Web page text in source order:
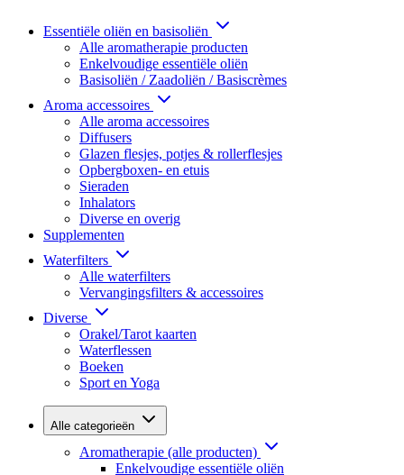
Essentiële oliën en basisoliën
Alle aromatherapie producten
Enkelvoudige essentiële oliën
Basisoliën / Zaadoliën / Basiscrèmes
Aroma accessoires
Alle aroma accessoires
Diffusers
Glazen flesjes, potjes & rollerflesjes
Opbergboxen- en etuis
Sieraden
Inhalators
Diverse en overig
Supplementen
Waterfilters
Alle waterfilters
Vervangingsfilters & accessoires
Diverse
Orakel/Tarot kaarten
Waterflessen
Boeken
Sport en Yoga
Alle categorieën
Aromatherapie (alle producten)
Enkelvoudige essentiële oliën